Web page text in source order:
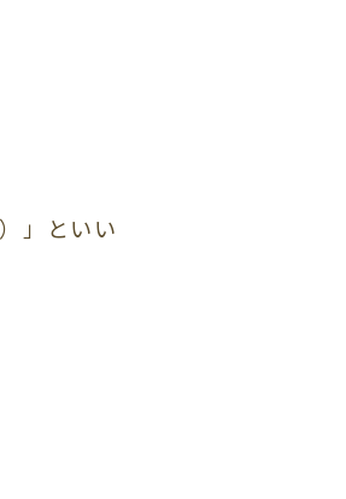
」といい